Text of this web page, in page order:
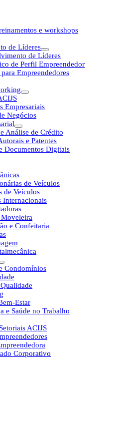
e workshops
de Líderes
de Líderes
de Perfil Empreendedor
Empreendedores
Empresariais
Negócios
Análise de Crédito
e Patentes
Documentos Digitais
de Veículos
de Veículos
Internacionais
e Confeitaria
Condomínios
Estar
e Saúde no Trabalho
ACIJS
Corporativo